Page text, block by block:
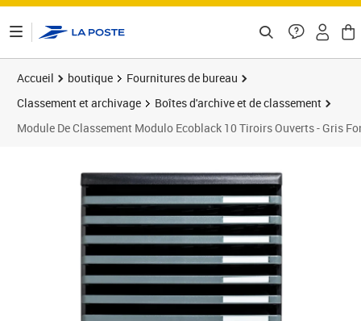
Accueil boutique
Fournitures de bureau
Classement et archivage
Boîtes d'archive et de classement
Module De Classement Modulo Ecoblack 10 Tiroirs Ouverts - Gris